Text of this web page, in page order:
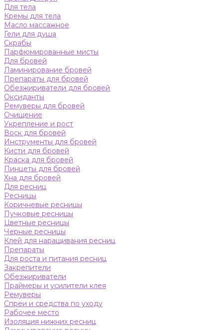
Для тела
Кремы для тела
Масло массажное
Гели для душа
Скрабы
Парфюмированные мисты
Для бровей
Ламинирование бровей
Препараты для бровей
Обезжириватели для бровей
Оксиданты
Ремуверы для бровей
Очищение
Укрепление и рост
Воск для бровей
Инструменты для бровей
Кисти для бровей
Краска для бровей
Пинцеты для бровей
Хна для бровей
Для ресниц
Ресницы
Коричневые ресницы
Пучковые ресницы
Цветные ресницы
Черные ресницы
Клей для наращивания ресниц
Препараты
Для роста и питания ресниц
Закрепители
Обезжириватели
Праймеры и усилители клея
Ремуверы
Спреи и средства по уходу
Рабочее место
Изоляция нижних ресниц